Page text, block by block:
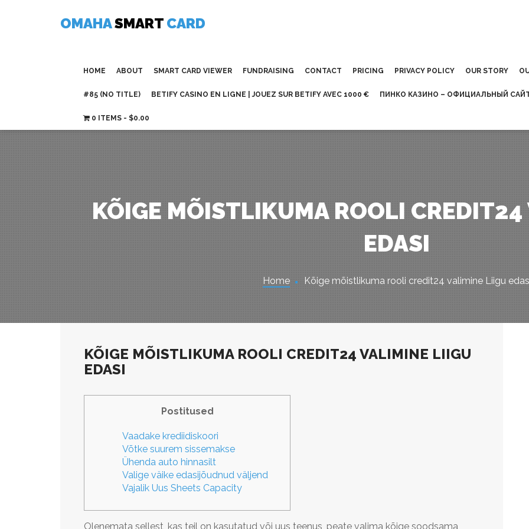
OMAHASMART CARD
HOME ABOUT SMART CARD VIEWER FUNDRAISING CONTACT PRICING PRIVACY POLICY OUR STORY
#85 (NO TITLE) BETIFY CASINO EN LIGNE | JOUEZ SUR BETIFY AVEC 1000 € ПИНКО КАЗИНО – ОФИЦИАЛЬНЫЙ САЙТ
0 ITEMS $0.00
KÕIGE MÕISTLIKUMA ROOLI
EDASI
Home Kõige mõistlikuma rooli credit24 valimine Liigu
KÕIGE MÕISTLIKUMA ROOLI CREDIT24 VALIMINE LIIGU
EDASI
Postitused
Vaadake krediidiskoori
Võtke suurem sissemakse
Ühenda auto hinnasilt
Valige väike edasijõudnud väljend
Vajalik Uus Sheets Capacity
Olenemata sellest, kas teil on kasutatud või uus teenus, peate valima kõige soodsama